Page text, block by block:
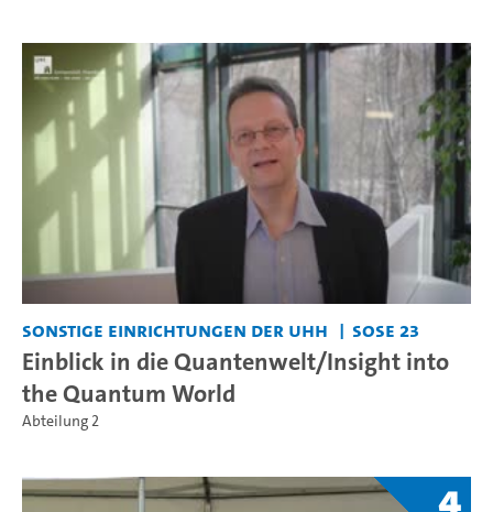
Sonstige Einrichtungen der UHH SoSe 23
Einblick in die Quantenwelt/Insight into
the Quantum World
Abteilung 2
4